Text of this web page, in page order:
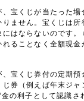
、宝くじが当たった場
ません。宝くじは所
はならないのです。
ることなく全額現金
、宝くじ券付の定期預
じ券（例えば年末ジャ
の利子として認識さ